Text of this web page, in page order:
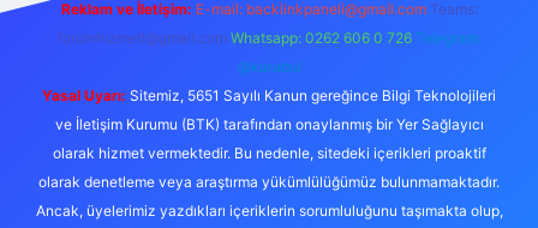
Reklam ve İletişim: E-mail: backlinkpaneli@gmail.com Teams:
forumhizmeti@gmail.com Whatsapp: 0262 606 0 726 Telegram:
@karabul
Yasal Uyarı: Sitemiz, 5651 Sayılı Kanun gereğince Bilgi Teknolojileri
ve İletişim Kurumu (BTK) tarafından onaylanmış bir Yer Sağlayıcı
olarak hizmet vermektedir. Bu nedenle, sitedeki içerikleri proaktif
olarak denetleme veya araştırma yükümlülüğümüz bulunmamaktadır.
Ancak, üyelerimiz yazdıkları içeriklerin sorumluluğunu taşımakta olup,